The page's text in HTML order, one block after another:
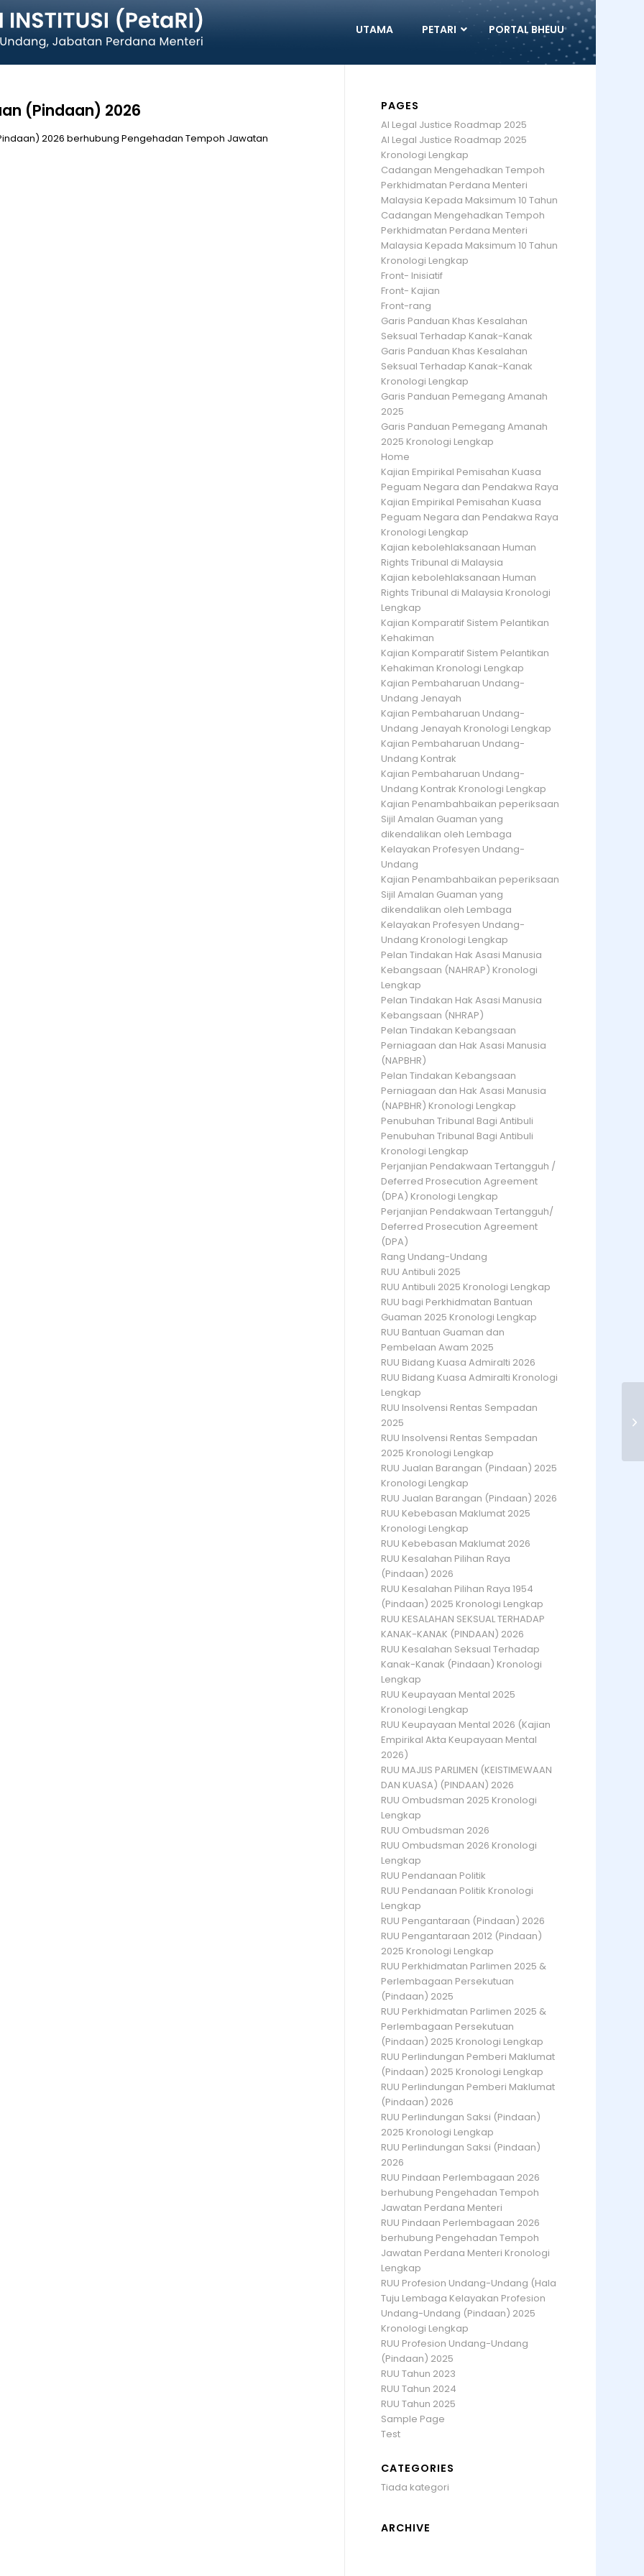
UTAMA PETARI PORTAL BHEUU
(Pindaan) 2026
2026 berhubung Pengehadan Tempoh Jawatan
PAGES
AI Legal Justice Roadmap 2025
AI Legal Justice Roadmap 2025
Kronologi Lengkap
Cadangan Mengehadkan Tempoh
Perkhidmatan Perdana Menteri
Malaysia Kepada Maksimum 10 Tahun
Cadangan Mengehadkan Tempoh
Perkhidmatan Perdana Menteri
Malaysia Kepada Maksimum 10 Tahun
Kronologi Lengkap
Front- Inisiatif
Front- Kajian
Front-rang
Garis Panduan Khas Kesalahan
Seksual Terhadap Kanak-Kanak
Garis Panduan Khas Kesalahan
Seksual Terhadap Kanak-Kanak
Kronologi Lengkap
Garis Panduan Pemegang Amanah
2025
Garis Panduan Pemegang Amanah
2025 Kronologi Lengkap
Home
Kajian Empirikal Pemisahan Kuasa
Peguam Negara dan Pendakwa Raya
Kajian Empirikal Pemisahan Kuasa
Peguam Negara dan Pendakwa Raya
Kronologi Lengkap
Kajian kebolehlaksanaan Human
Rights Tribunal di Malaysia
Kajian kebolehlaksanaan Human
Rights Tribunal di Malaysia Kronologi
Lengkap
Kajian Komparatif Sistem Pelantikan
Kehakiman
Kajian Komparatif Sistem Pelantikan
Kehakiman Kronologi Lengkap
Kajian Pembaharuan Undang-
Undang Jenayah
Kajian Pembaharuan Undang-
Undang Jenayah Kronologi Lengkap
Kajian Pembaharuan Undang-
Undang Kontrak
Kajian Pembaharuan Undang-
Undang Kontrak Kronologi Lengkap
Kajian Penambahbaikan peperiksaan
Sijil Amalan Guaman yang
dikendalikan oleh Lembaga
Kelayakan Profesyen Undang-
Undang
Kajian Penambahbaikan peperiksaan
Sijil Amalan Guaman yang
dikendalikan oleh Lembaga
Kelayakan Profesyen Undang-
Undang Kronologi Lengkap
Pelan Tindakan Hak Asasi Manusia
Kebangsaan (NAHRAP) Kronologi
Lengkap
Pelan Tindakan Hak Asasi Manusia
Kebangsaan (NHRAP)
Pelan Tindakan Kebangsaan
Perniagaan dan Hak Asasi Manusia
(NAPBHR)
Pelan Tindakan Kebangsaan
Perniagaan dan Hak Asasi Manusia
(NAPBHR) Kronologi Lengkap
Penubuhan Tribunal Bagi Antibuli
Penubuhan Tribunal Bagi Antibuli
Kronologi Lengkap
Perjanjian Pendakwaan Tertangguh /
Deferred Prosecution Agreement
(DPA) Kronologi Lengkap
Perjanjian Pendakwaan Tertangguh/
Deferred Prosecution Agreement
(DPA)
Rang Undang-Undang
RUU Antibuli 2025
RUU Antibuli 2025 Kronologi Lengkap
RUU bagi Perkhidmatan Bantuan
Guaman 2025 Kronologi Lengkap
RUU Bantuan Guaman dan
Pembelaan Awam 2025
RUU Bidang Kuasa Admiralti 2026
RUU Bidang Kuasa Admiralti Kronologi
Lengkap
RUU Insolvensi Rentas Sempadan
2025
RUU Insolvensi Rentas Sempadan
2025 Kronologi Lengkap
RUU Jualan Barangan (Pindaan) 2025
Kronologi Lengkap
RUU Jualan Barangan (Pindaan) 2026
RUU Kebebasan Maklumat 2025
Kronologi Lengkap
RUU Kebebasan Maklumat 2026
RUU Kesalahan Pilihan Raya
(Pindaan) 2026
RUU Kesalahan Pilihan Raya 1954
(Pindaan) 2025 Kronologi Lengkap
RUU KESALAHAN SEKSUAL TERHADAP
KANAK-KANAK (PINDAAN) 2026
RUU Kesalahan Seksual Terhadap
Kanak-Kanak (Pindaan) Kronologi
Lengkap
RUU Keupayaan Mental 2025
Kronologi Lengkap
RUU Keupayaan Mental 2026 (Kajian
Empirikal Akta Keupayaan Mental
2026)
RUU MAJLIS PARLIMEN (KEISTIMEWAAN
DAN KUASA) (PINDAAN) 2026
RUU Ombudsman 2025 Kronologi
Lengkap
RUU Ombudsman 2026
RUU Ombudsman 2026 Kronologi
Lengkap
RUU Pendanaan Politik
RUU Pendanaan Politik Kronologi
Lengkap
RUU Pengantaraan (Pindaan) 2026
RUU Pengantaraan 2012 (Pindaan)
2025 Kronologi Lengkap
RUU Perkhidmatan Parlimen 2025 &
Perlembagaan Persekutuan
(Pindaan) 2025
RUU Perkhidmatan Parlimen 2025 &
Perlembagaan Persekutuan
(Pindaan) 2025 Kronologi Lengkap
RUU Perlindungan Pemberi Maklumat
(Pindaan) 2025 Kronologi Lengkap
RUU Perlindungan Pemberi Maklumat
(Pindaan) 2026
RUU Perlindungan Saksi (Pindaan)
2025 Kronologi Lengkap
RUU Perlindungan Saksi (Pindaan)
2026
RUU Pindaan Perlembagaan 2026
berhubung Pengehadan Tempoh
Jawatan Perdana Menteri
RUU Pindaan Perlembagaan 2026
berhubung Pengehadan Tempoh
Jawatan Perdana Menteri Kronologi
Lengkap
RUU Profesion Undang-Undang (Hala
Tuju Lembaga Kelayakan Profesion
Undang-Undang (Pindaan) 2025
Kronologi Lengkap
RUU Profesion Undang-Undang
(Pindaan) 2025
RUU Tahun 2023
RUU Tahun 2024
RUU Tahun 2025
Sample Page
Test
CATEGORIES
Tiada kategori
ARCHIVE